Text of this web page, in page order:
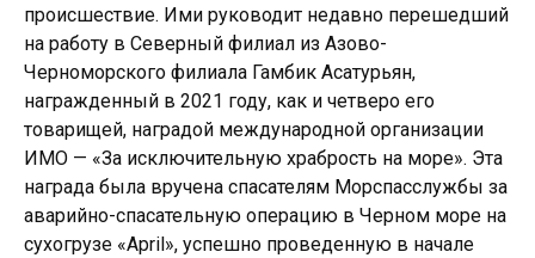
происшествие. Ими руководит недавно перешедший
на работу в Северный филиал из Азово-
Черноморского филиала Гамбик Асатурьян,
награжденный в 2021 году, как и четверо его
товарищей, наградой международной организации
ИМО — «За исключительную храбрость на море». Эта
награда была вручена спасателям Морспасслужбы за
аварийно-спасательную операцию в Черном море на
сухогрузе «April», успешно проведенную в начале